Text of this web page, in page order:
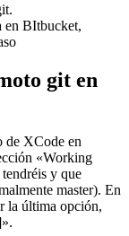
en BItbucket,
git en
de XCode en
«Working
y que
master). En
la última opción,